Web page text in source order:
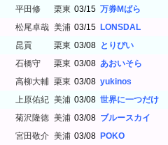
平田修 栗東 03/15 万券Mばら
松尾卓哉 美浦 03/15 LONSDAL
昆貢 栗東 03/08 とりぴい
石橋守 栗東 03/08 あおいそら
高柳大輔 栗東 03/08 yukinos
上原佑紀 美浦 03/08 世界に一つだけ
菊沢隆徳 美浦 03/08 ブルースカイ
宮田敬介 美浦 03/08 POKO